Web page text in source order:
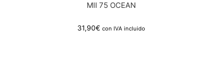
MII 75 OCEAN
31,90€ con IVA incluido